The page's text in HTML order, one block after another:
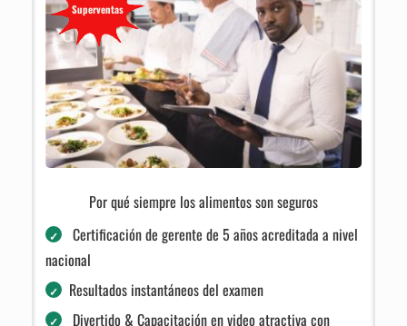
Superventas
Por qué siempre los alimentos son seguros
Certificación de gerente de 5 años acreditada a nivel
nacional
Resultados instantáneos del examen
Divertido & Capacitación en video atractiva con